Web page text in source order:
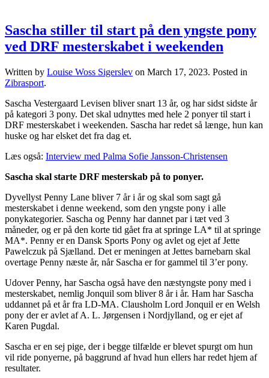
Sascha stiller til start på den yngste pony
ved DRF mesterskabet i weekenden
Written by Louise Woss Sigerslev on March 17, 2023. Posted in
Zibrasport.
Sascha Vestergaard Levisen bliver snart 13 år, og har sidst sidste år
på kategori 3 pony. Det skal udnyttes med hele 2 ponyer til start i
DRF mesterskabet i weekenden. Sascha har redet så længe, hun kan
huske og har elsket det fra dag et.
Læs også: Interview med Palma Sofie Jansson-Christensen
Sascha skal starte DRF mesterskab på to ponyer.
Dyvellyst Penny Lane bliver 7 år i år og skal som sagt gå
mesterskabet i denne weekend, som den yngste pony i alle
ponykategorier. Sascha og Penny har dannet par i tæt ved 3
måneder, og er på den korte tid gået fra at springe LA* til at springe
MA*. Penny er en Dansk Sports Pony og avlet og ejet af Jette
Pawelczuk på Sjælland. Det er meningen at Jettes barnebarn skal
overtage Penny næste år, når Sascha er for gammel til 3’er pony.
Udover Penny, har Sascha også have den næstyngste pony med i
mesterskabet, nemlig Jonquil som bliver 8 år i år. Ham har Sascha
uddannet på et år fra LD-MA. Clausholm Lord Jonquil er en Welsh
pony der er avlet af A. L. Jørgensen i Nordjylland, og er ejet af
Karen Pugdal.
Sascha er en sej pige, der i begge tilfælde er blevet spurgt om hun
vil ride ponyerne, på baggrund af hvad hun ellers har redet hjem af
resultater.